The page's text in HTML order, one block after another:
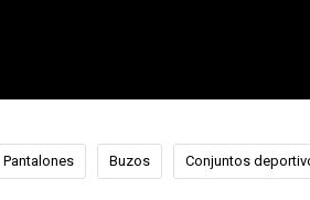
Pantalones Buzos Conjuntos